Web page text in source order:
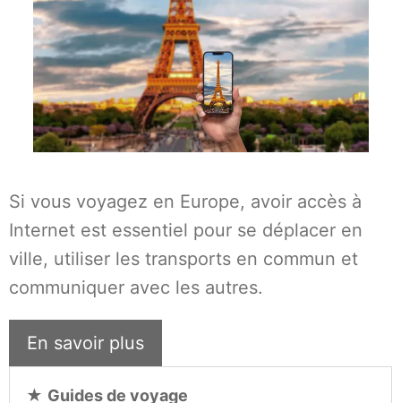
Si vous voyagez en Europe, avoir accès à
Internet est essentiel pour se déplacer en
ville, utiliser les transports en commun et
communiquer avec les autres.
En savoir plus
★ Guides de voyage